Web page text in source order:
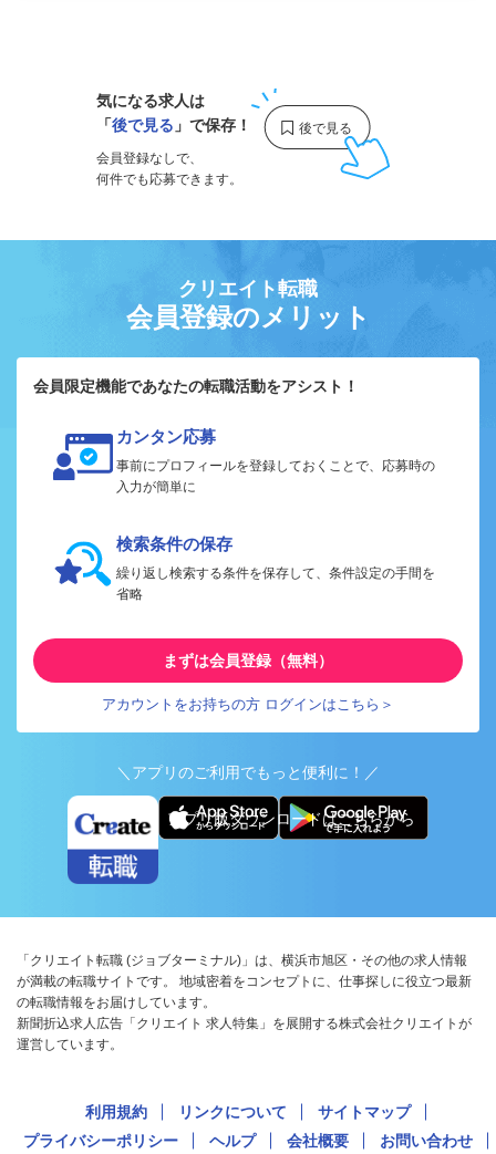
気になる求人は
「後で見る 」で保存！
会員登録なしで、
何件でも応募できます。
クリエイト転職
会員登録のメリット
会員限定機能であなたの転職活動をアシスト！
カンタン応募
事前にプロフィールを登録しておくことで、応募時の
入力が簡単に
検索条件の保存
繰り返し検索する条件を保存して、条件設定の手間を
省略
まずは会員登録（無料）
アカウントをお持ちの方 ログインはこちら＞
＼アプリのご利用でもっと便利に！／
アプリ版ダウンロードはこちらから
「クリエイト転職 (ジョブターミナル)」は、横浜市旭区・その他の求人情報
が満載の転職サイトです。 地域密着をコンセプトに、仕事探しに役立つ最新
の転職情報をお届けしています。
新聞折込求人広告「クリエイト 求人特集」を展開する株式会社クリエイトが
運営しています。
利用規約 リンクについて
サイトマップ
プライバシーポリシー
ヘルプ 会社概要 お問い合わせ